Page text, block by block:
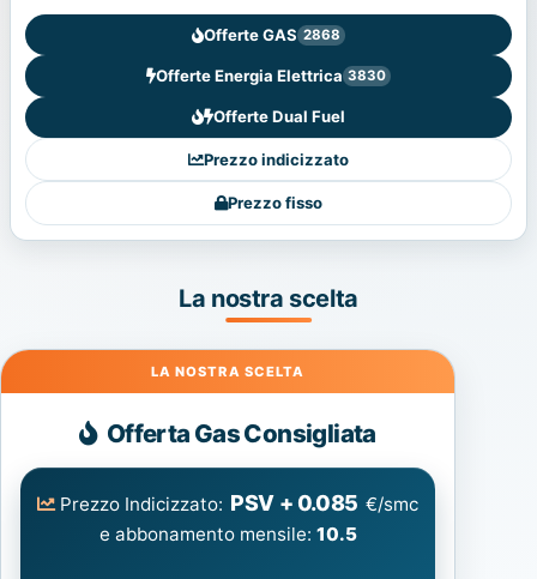
Offerte GAS 2868
Offerte Energia Elettrica 3830
Offerte Dual Fuel
Prezzo indicizzato
Prezzo fisso
La nostra scelta
Gas
Offerta Gas Consigliata
Prezzo Indicizzato: PSV + 0.085 €/smc
e abbonamento mensile: 10.5